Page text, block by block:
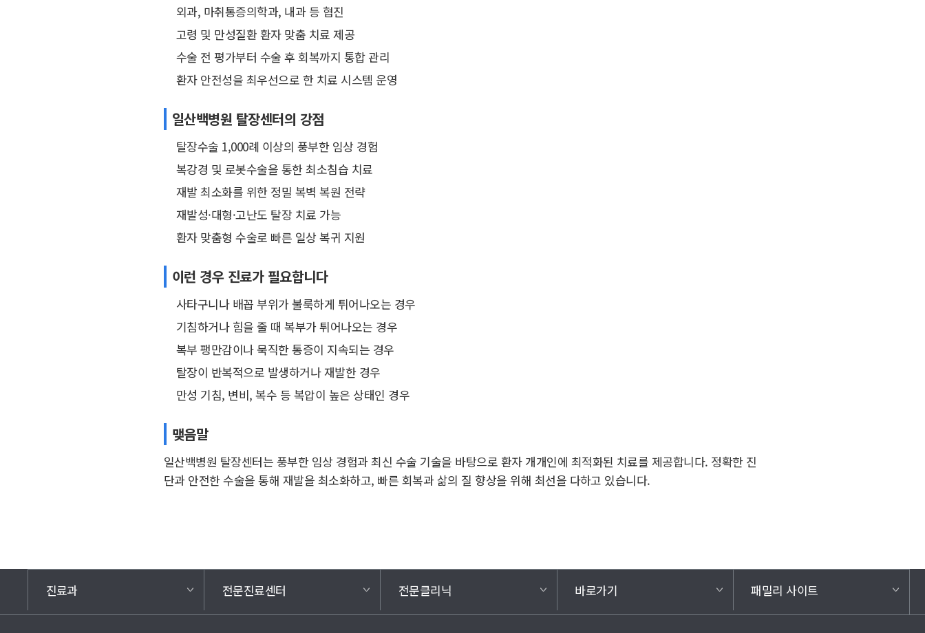
외과, 마취통증의학과, 내과 등 협진
고령 및 만성질환 환자 맞춤 치료 제공
수술 전 평가부터 수술 후 회복까지 통합 관리
환자 안전성을 최우선으로 한 치료 시스템 운영
일산백병원 탈장센터의 강점
탈장수술 1,000례 이상의 풍부한 임상 경험
복강경 및 로봇수술을 통한 최소침습 치료
재발 최소화를 위한 정밀 복벽 복원 전략
재발성·대형·고난도 탈장 치료 가능
환자 맞춤형 수술로 빠른 일상 복귀 지원
이런 경우 진료가 필요합니다
사타구니나 배꼽 부위가 불룩하게 튀어나오는 경우
기침하거나 힘을 줄 때 복부가 튀어나오는 경우
복부 팽만감이나 묵직한 통증이 지속되는 경우
탈장이 반복적으로 발생하거나 재발한 경우
만성 기침, 변비, 복수 등 복압이 높은 상태인 경우
맺음말
일산백병원 탈장센터는 풍부한 임상 경험과 최신 수술 기술을 바탕으로 환자 개개인에 최적화된 치료를 제공합니다. 정확한 진
단과 안전한 수술을 통해 재발을 최소화하고, 빠른 회복과 삶의 질 향상을 위해 최선을 다하고 있습니다.
진료과 전문진료센터 전문클리닉 바로가기 패밀리 사이트